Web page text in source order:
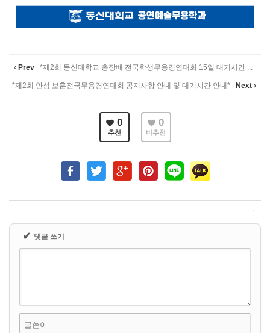
Prev *제2회 동신대학교 총장배 전국학생무용경연대회 15일 대기시간 ...
*제2회 안성 보훈전국무용경연대회 공지사항 안내 및 대기시간 안내* Next
0
추천
0
비추천
✔ 댓글 쓰기
글쓴이